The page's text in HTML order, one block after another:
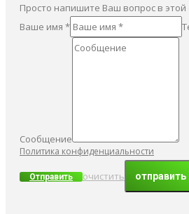
Просто напишите Ваш вопрос в
Ваше имя *
Сообщение
Политика конфиденциальности
Отправить очистить